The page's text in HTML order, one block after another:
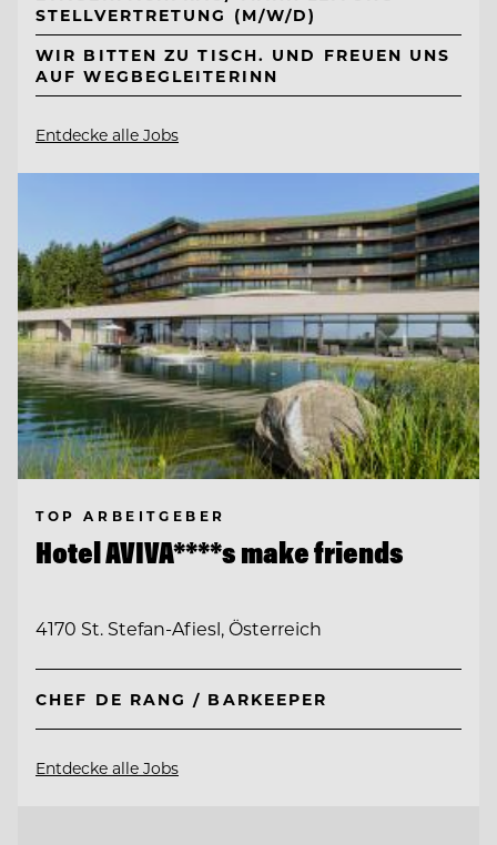
STELLVERTRETUNG (M/W/D)
WIR BITTEN ZU TISCH. UND FREUEN UNS
AUF WEGBEGLEITERINN
Entdecke alle Jobs
TOP ARBEITGEBER
Hotel AVIVA****s make friends
4170 St. Stefan-Afiesl, Österreich
CHEF DE RANG / BARKEEPER
Entdecke alle Jobs